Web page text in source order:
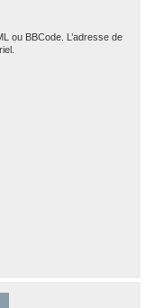
ou BBCode. L’adresse de